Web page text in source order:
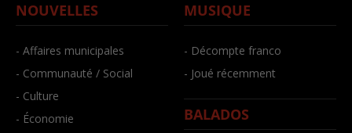
NOUVELLES
- Affaires municipales
- Communauté / Social
- Culture
- Économie
MUSIQUE
- Décompte franco
- Joué récemment
BALADOS